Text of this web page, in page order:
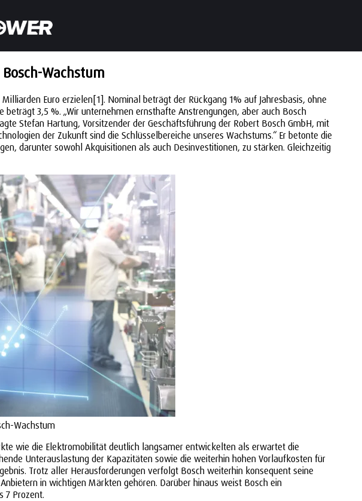
Wachstum
Euro erzielen[1]. Nominal beträgt der Rückgang 1% auf Jahresbasis, ohne
3,5 %. „Wir unternehmen ernsthafte Anstrengungen, aber auch Bosch
Stefan Hartung, Vorsitzender der Geschäftsführung der Robert Bosch GmbH, mit
der Zukunft sind die Schlüsselbereiche unseres Wachstums.“ Er betonte die
darunter sowohl Akquisitionen als auch Desinvestitionen, zu stärken. Gleichzeitig
Wachstum
wie die Elektromobilität deutlich langsamer entwickelten als erwartet die
Unterauslastung der Kapazitäten sowie die weiterhin hohen Vorlaufkosten für
Trotz aller Herausforderungen verfolgt Bosch weiterhin konsequent seine
in wichtigen Märkten gehören. Darüber hinaus weist Bosch ein
7 Prozent.